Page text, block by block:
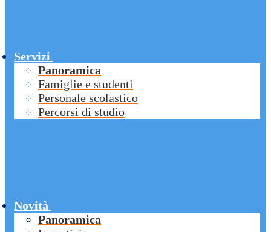
Servizi
Panoramica
Famiglie e studenti
Personale scolastico
Percorsi di studio
Novità
Panoramica